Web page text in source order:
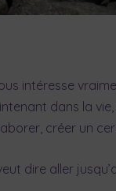
intéresse
dans la
créer un
dire aller